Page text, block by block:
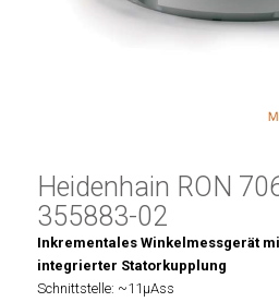
Heidenhain RON
355883-02
Inkrementales Winkelmessgerät
integrierter Statorkupplung
Schnittstelle: ~11µAss